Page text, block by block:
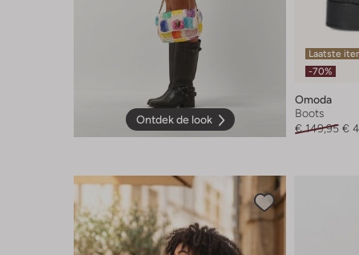
Ontdek de look
Laatste
-70%
Omoda
Boots
€ 149,95 €